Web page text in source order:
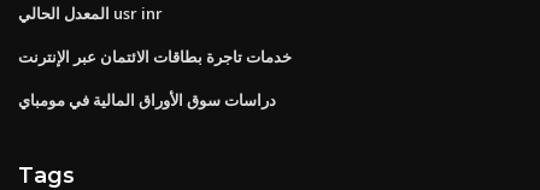
المعدل الحالي usr inr
خدمات تاجرة بطاقات الائتمان عبر الإنترنت
دراسات سوق الأوراق المالية في مومباي
Tags